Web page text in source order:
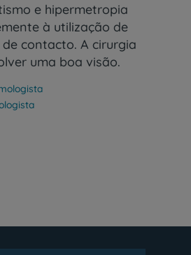
e hipermetropia
à utilização de
contacto. A cirurgia
uma boa visão.